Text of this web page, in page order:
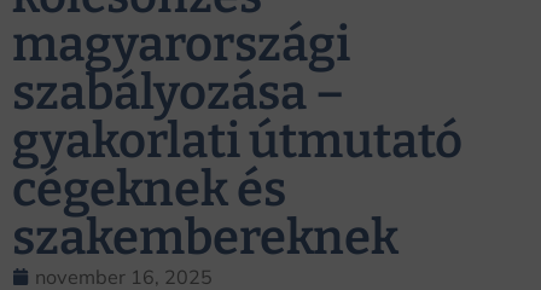
magyarországi
szabályozása –
gyakorlati útmutató
cégeknek és
szakembereknek
november 16, 2025